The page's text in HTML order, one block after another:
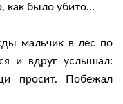
как было убито...
мальчик в лес по
и вдруг услышал:
просит. Побежал